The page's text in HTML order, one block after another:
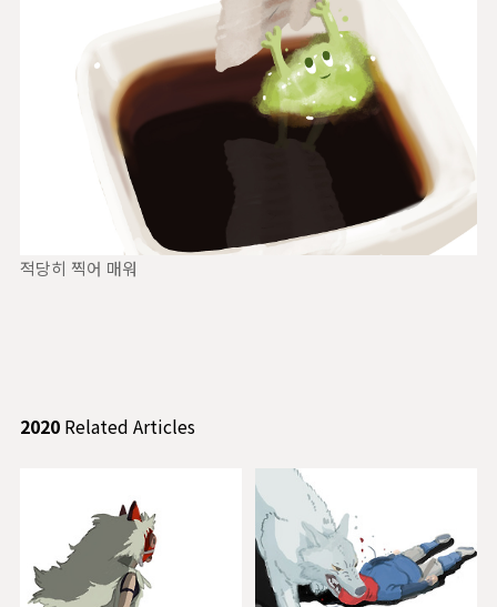
적당히 찍어 매워
2020 Related Articles